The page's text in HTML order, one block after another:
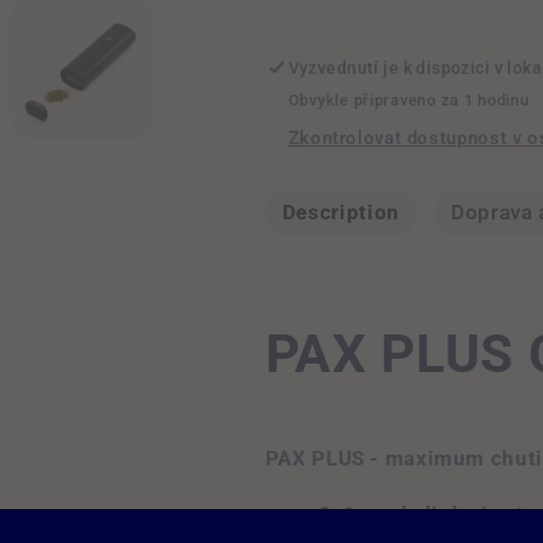
Vyzvednutí je k dispozici v
Obvykle připraveno za 1 hodinu
Zkontrolovat dostupnost v
Description
PAX PLUS
PAX PLUS - maximum
2v1 pro bylinky i
Doprava